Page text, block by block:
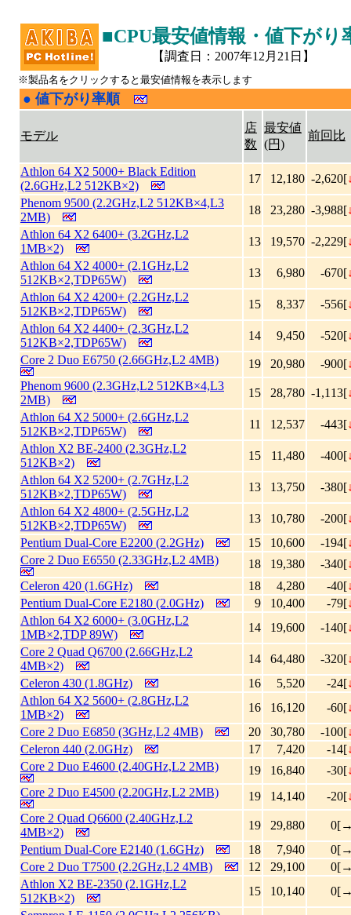
■CPU最安値情報・値下がり
【調査日：2007年12月21日】
※製品名をクリックすると最安値情報を表示します
● 値下がり率順
モデル
店
数
最安値
(円)
前回比
Athlon 64 X2 5000+ Black Edition
(2.6GHz,L2 512KB×2)
17 12,180 -2,620[
Phenom 9500 (2.2GHz,L2 512KB×4,L3
2MB)
18 23,280 -3,988[
Athlon 64 X2 6400+ (3.2GHz,L2
1MB×2)
13 19,570 -2,229[
Athlon 64 X2 4000+ (2.1GHz,L2
512KB×2,TDP65W)
13 6,980 -670[
Athlon 64 X2 4200+ (2.2GHz,L2
512KB×2,TDP65W)
15 8,337 -556[
Athlon 64 X2 4400+ (2.3GHz,L2
512KB×2,TDP65W)
14 9,450 -520[
Core 2 Duo E6750 (2.66GHz,L2 4MB)
19 20,980 -900[
Phenom 9600 (2.3GHz,L2 512KB×4,L3
2MB)
15 28,780 -1,113[
Athlon 64 X2 5000+ (2.6GHz,L2
512KB×2,TDP65W)
11 12,537 -443[
Athlon X2 BE-2400 (2.3GHz,L2
512KB×2)
15 11,480 -400[
Athlon 64 X2 5200+ (2.7GHz,L2
512KB×2,TDP65W)
13 13,750 -380[
Athlon 64 X2 4800+ (2.5GHz,L2
512KB×2,TDP65W)
13 10,780 -200[
Pentium Dual-Core E2200 (2.2GHz)
15 10,600 -194[
Core 2 Duo E6550 (2.33GHz,L2 4MB)
18 19,380 -340[
Celeron 420 (1.6GHz)
18 4,280 -40[
Pentium Dual-Core E2180 (2.0GHz)
9 10,400 -79[
Athlon 64 X2 6000+ (3.0GHz,L2
1MB×2,TDP 89W)
14 19,600 -140[
Core 2 Quad Q6700 (2.66GHz,L2
4MB×2)
14 64,480 -320[
Celeron 430 (1.8GHz)
16 5,520 -24[
Athlon 64 X2 5600+ (2.8GHz,L2
1MB×2)
16 16,120 -60[
Core 2 Duo E6850 (3GHz,L2 4MB)
20 30,780 -100[
Celeron 440 (2.0GHz)
17 7,420 -14[
Core 2 Duo E4600 (2.40GHz,L2 2MB)
19 16,840 -30[
Core 2 Duo E4500 (2.20GHz,L2 2MB)
19 14,140 -20[
Core 2 Quad Q6600 (2.40GHz,L2
4MB×2)
19 29,880
Pentium Dual-Core E2140 (1.6GHz)
18 7,940
Core 2 Duo T7500 (2.2GHz,L2 4MB)
12 29,100
Athlon X2 BE-2350 (2.1GHz,L2
512KB×2)
15 10,140